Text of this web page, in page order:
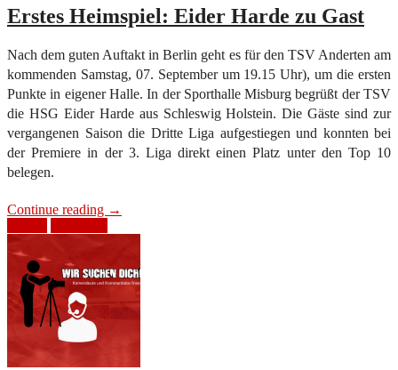
Erstes Heimspiel: Eider Harde zu Gast
Nach dem guten Auftakt in Berlin geht es für den TSV Anderten am
kommenden Samstag, 07. September um 19.15 Uhr), um die ersten
Punkte in eigener Halle. In der Sporthalle Misburg begrüßt der TSV
die HSG Eider Harde aus Schleswig Holstein. Die Gäste sind zur
vergangenen Saison die Dritte Liga aufgestiegen und konnten bei
der Premiere in der 3. Liga direkt einen Platz unter den Top 10
belegen.
Continue reading “Erstes
zu
Gast”
→